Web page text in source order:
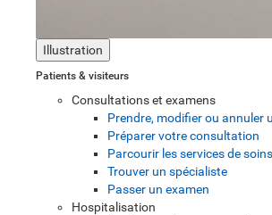
Illustration
Patients & visiteurs
Consultations et examens
Prendre, modifier ou annuler
Préparer votre consultation
Parcourir les services de soins
Trouver un spécialiste
Passer un examen
Hospitalisation